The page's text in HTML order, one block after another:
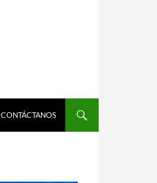
CONTÁCTANOS